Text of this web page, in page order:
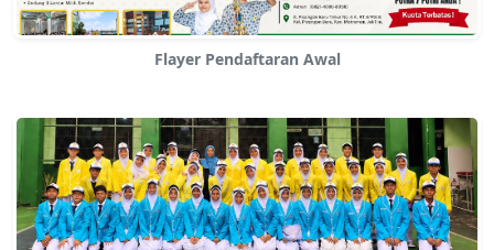
Flayer Pendaftaran Awal